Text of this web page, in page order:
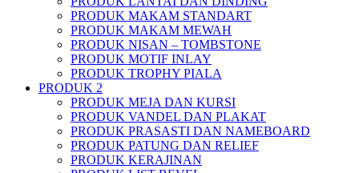
PRODUK MAKAM STANDART
PRODUK MAKAM MEWAH
PRODUK NISAN – TOMBSTONE
PRODUK MOTIF INLAY
PRODUK TROPHY PIALA
PRODUK 2
PRODUK MEJA DAN KURSI
PRODUK VANDEL DAN PLAKAT
PRODUK PRASASTI DAN NAMEBOARD
PRODUK PATUNG DAN RELIEF
PRODUK KERAJINAN